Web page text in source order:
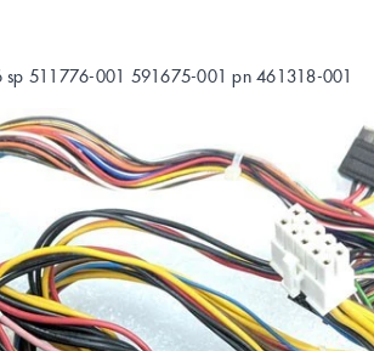
sp 511776-001 591675-001 pn 461318-001